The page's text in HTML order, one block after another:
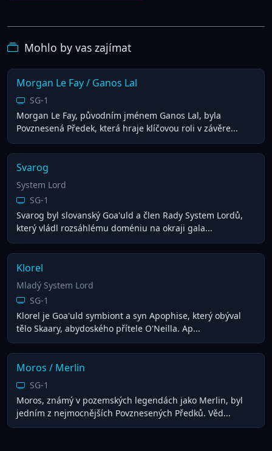
Mohlo by vas zajímat
Morgan Le Fay / Ganos Lal
SG-1
Morgan Le Fay, původním jménem Ganos Lal, byla
Povznesená Předek, která hraje klíčovou roli v závěre...
Svarog
System Lord
SG-1
Svarog byl slovanský Goa'uld a člen Rady System Lordů,
který vládl rozsáhlému doméniu na okraji gala...
Klorel
Mladý System Lord
SG-1
Klorel je Goa'uld symbiont a syn Apophise, který obýval
tělo Skaary, abydoského přítele O'Neilla. Ap...
Moros / Merlin
SG-1
Moros, známý v pozemských legendách jako Merlin, byl
jedním z nejmocnějších Povznesených Předků. Věd...